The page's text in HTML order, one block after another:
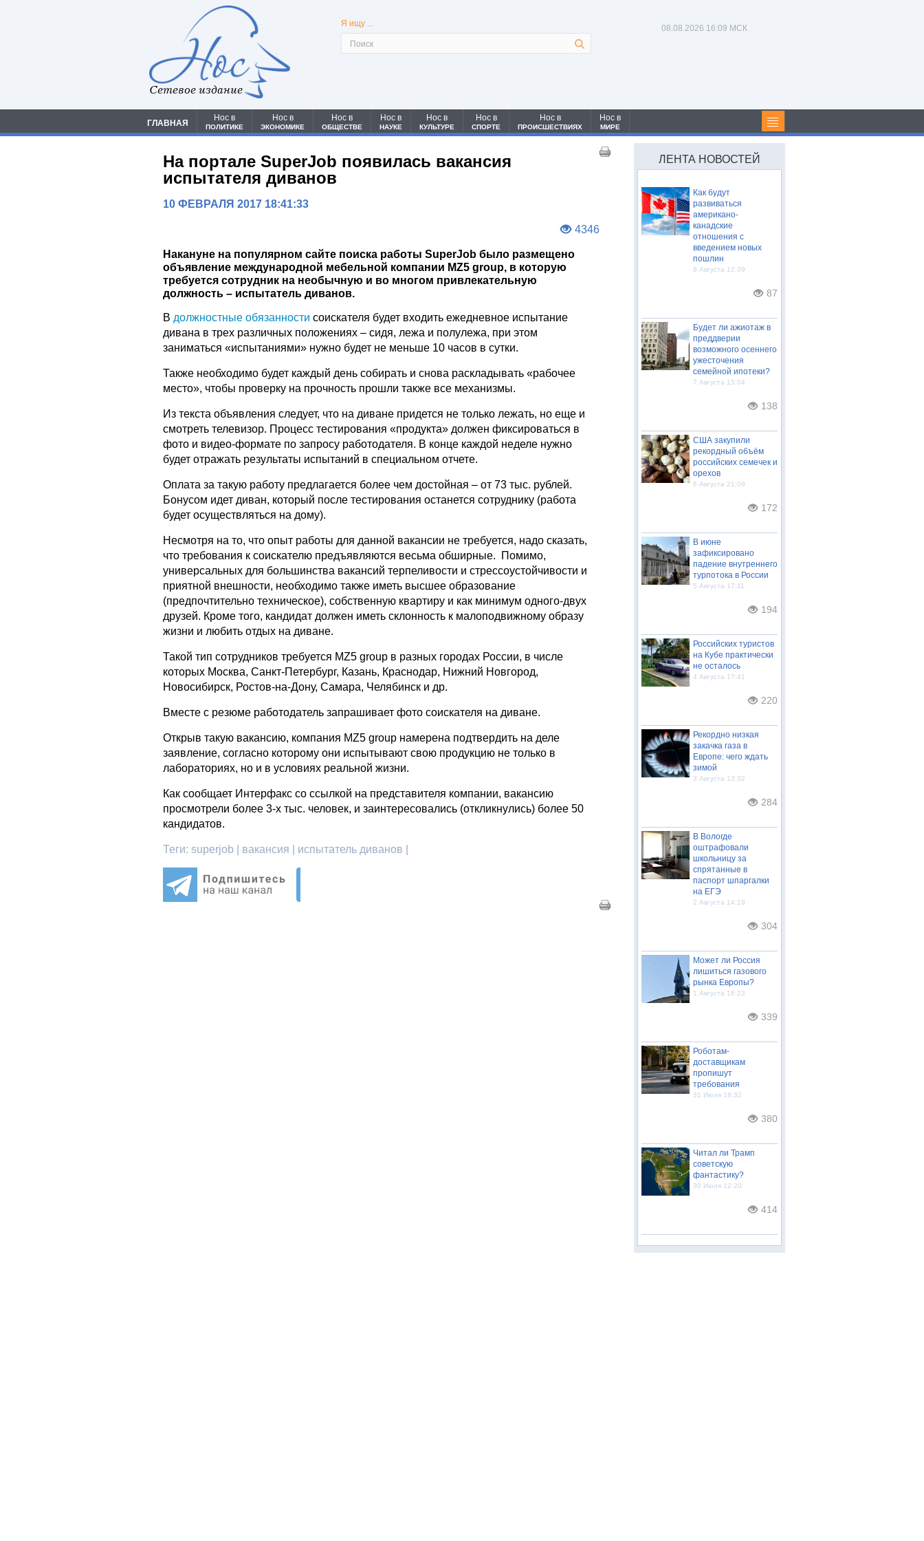
Сетевое издание
Я ищу ... 08.08.2026 16:09 МСК
ГЛАВНАЯ
Нос в
ПОЛИТИКЕ
Нос в
ЭКОНОМИКЕ
Нос в
ОБЩЕСТВЕ
Нос в
НАУКЕ
Нос в
КУЛЬТУРЕ
Нос в
СПОРТЕ
Нос в
ПРОИСШЕСТВИЯХ
Нос в
МИРЕ
На портале SuperJob появилась вакансия
испытателя диванов
10 ФЕВРАЛЯ 2017 18:41:33
4346
Накануне на популярном сайте поиска работы SuperJob было размещено
объявление международной мебельной компании MZ5 group, в которую
требуется сотрудник на необычную и во многом привлекательную
должность – испытатель диванов.
В должностные обязанности соискателя будет входить ежедневное испытание
дивана в трех различных положениях – сидя, лежа и полулежа, при этом
заниматься «испытаниями» нужно будет не меньше 10 часов в сутки.
Также необходимо будет каждый день собирать и снова раскладывать «рабочее
место», чтобы проверку на прочность прошли также все механизмы.
Из текста объявления следует, что на диване придется не только лежать, но еще и
смотреть телевизор. Процесс тестирования «продукта» должен фиксироваться в
фото и видео-формате по запросу работодателя. В конце каждой неделе нужно
будет отражать результаты испытаний в специальном отчете.
Оплата за такую работу предлагается более чем достойная – от 73 тыс. рублей.
Бонусом идет диван, который после тестирования останется сотруднику (работа
будет осуществляться на дому).
Несмотря на то, что опыт работы для данной вакансии не требуется, надо сказать,
что требования к соискателю предъявляются весьма обширные. Помимо,
универсальных для большинства вакансий терпеливости и стрессоустойчивости и
приятной внешности, необходимо также иметь высшее образование
(предпочтительно техническое), собственную квартиру и как минимум одного-двух
друзей. Кроме того, кандидат должен иметь склонность к малоподвижному образу
жизни и любить отдых на диване.
Такой тип сотрудников требуется MZ5 group в разных городах России, в числе
которых Москва, Санкт-Петербург, Казань, Краснодар, Нижний Новгород,
Новосибирск, Ростов-на-Дону, Самара, Челябинск и др.
Вместе с резюме работодатель запрашивает фото соискателя на диване.
Открыв такую вакансию, компания MZ5 group намерена подтвердить на деле
заявление, согласно которому они испытывают свою продукцию не только в
лабораториях, но и в условиях реальной жизни.
Как сообщает Интерфакс со ссылкой на представителя компании, вакансию
просмотрели более 3-х тыс. человек, и заинтересовались (откликнулись) более 50
кандидатов.
Теги:superjob | вакансия | испытатель диванов |
ЛЕНТА НОВОСТЕЙ
Как будут
развиваться
американо-
канадские
отношения с
введением новых
пошлин
8 Августа 12:39
87
Будет ли ажиотаж в
преддверии
возможного осеннего
ужесточения
семейной ипотеки?
7 Августа 15:04
138
США закупили
рекордный объём
российских семечек и
орехов
6 Августа 21:09
172
В июне
зафиксировано
падение внутреннего
турпотока в России
5 Августа 17:11
194
Российских туристов
на Кубе практически
не осталось
4 Августа 17:41
220
Рекордно низкая
закачка газа в
Европе: чего ждать
зимой
3 Августа 13:32
284
В Вологде
оштрафовали
школьницу за
спрятанные в
паспорт шпаргалки
на ЕГЭ
2 Августа 14:19
304
Может ли Россия
лишиться газового
рынка Европы?
1 Августа 16:23
339
Роботам-
доставщикам
пропишут
требования
31 Июля 18:32
380
Читал ли Трамп
советскую
фантастику?
30 Июля 12:20
414